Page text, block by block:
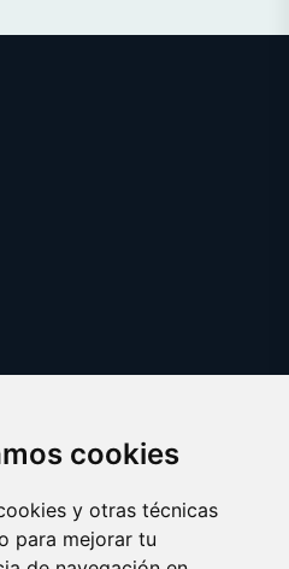
cookies
y otras técnicas
para mejorar tu
preferences